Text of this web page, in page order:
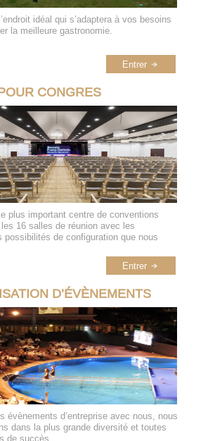
idéal qui s’adaptera à vos besoins
la meilleure gastronomie.
Entrer
CONGRES
plus important centre de conventions
les 16 salles de réunion avec les
possibilités de configuration que nous
Entrer
D’ÉVÈNEMENTS
évènements d’entreprise avec nous, nous
dans la plus grande diversité et toutes
de succès.